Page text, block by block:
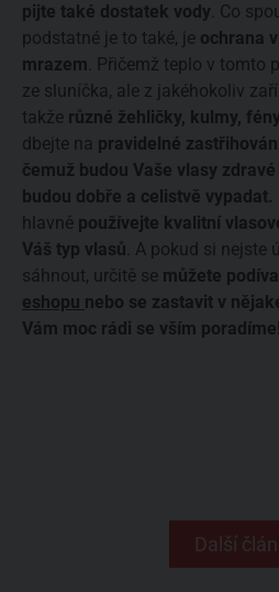
pijte také dostatek vody . Co
podstatné je to také, je ochrana
mrazem . Přičemž teplo v tomto
ze sluníčka, ale z jakéhokoliv
takže různé žehličky, kulmy,
dbejte na pravidelné
čemuž budou Vaše vlasy
budou dobře a celistvě vypadat.
hlavně používejte kvalitní
Váš typ vlasů . A pokud si nejste
sáhnout, určitě se můžete
eshopu nebo se zastavit v
Vám moc rádi se vším poradíme!
Další